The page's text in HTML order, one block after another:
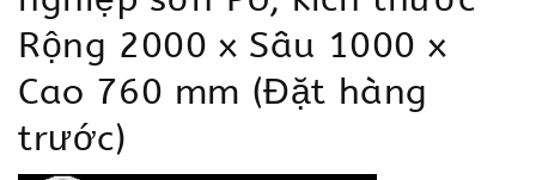
Rộng 2000 x Sâu 1000 x
Cao 760 mm (Đặt hàng
trước)